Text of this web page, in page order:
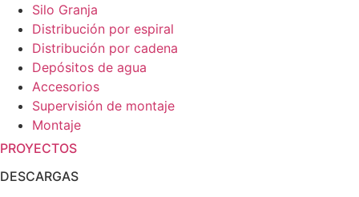
Silo Granja
Distribución por espiral
Distribución por cadena
Depósitos de agua
Accesorios
Supervisión de montaje
Montaje
PROYECTOS
DESCARGAS